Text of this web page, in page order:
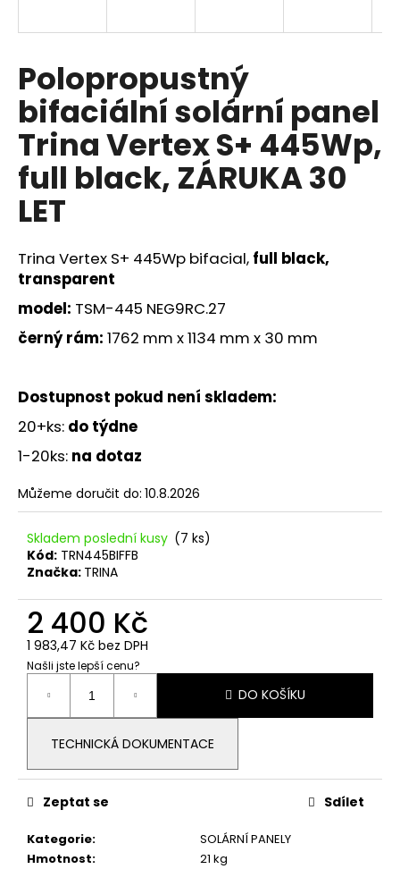
Polopropustný
bifaciální solární panel
Trina Vertex S+ 445Wp,
full black, ZÁRUKA 30
LET
Trina Vertex S+ 445Wp bifacial, full black,
transparent
model: TSM-445 NEG9RC.27
černý rám: 1762 mm x 1134 mm x 30 mm
Dostupnost pokud není skladem:
20+ks: do týdne
1-20ks: na dotaz
Můžeme doručit do: 10.8.2026
Skladem poslední kusy (7 ks)
Kód: TRN445BIFFB
Značka: TRINA
2 400 Kč
1 983,47 Kč bez DPH
Našli jste lepší cenu?
Měrná
cena:
DO KOŠÍKU
TECHNICKÁ DOKUMENTACE
Kategorie:
SOLÁRNÍ PANELY
Hmotnost: 21 kg
Zeptat se Sdílet
í
t
?
D
o
p
o
č
u
e
m
e
IMBUSOVÝ
ŠROUB
8,50
Kč